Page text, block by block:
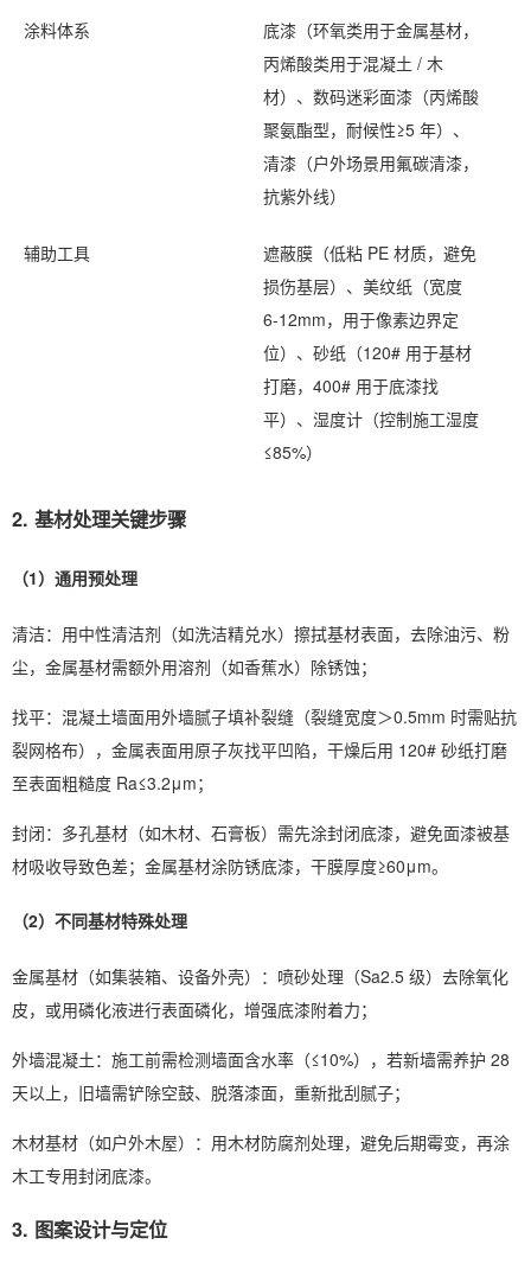
涂料体系
底漆（环氧类用于金属基材，
丙烯酸类用于混凝土 / 木
材）、数码迷彩面漆（丙烯酸
聚氨酯型，耐候性≥5 年）、
清漆（户外场景用氟碳清漆，
抗紫外线）
辅助工具
遮蔽膜（低粘 PE 材质，避免
损伤基层）、美纹纸（宽度
6-12mm，用于像素边界定
位）、砂纸（120# 用于基材
打磨，400# 用于底漆找
平）、湿度计（控制施工湿度
≤85%）
2. 基材处理关键步骤
（1）通用预处理
清洁：用中性清洁剂（如洗洁精兑水）擦拭基材表面，去除油污、粉
尘，金属基材需额外用溶剂（如香蕉水）除锈蚀；
找平：混凝土墙面用外墙腻子填补裂缝（裂缝宽度＞0.5mm 时需贴抗
裂网格布），金属表面用原子灰找平凹陷，干燥后用 120# 砂纸打磨
至表面粗糙度 Ra≤3.2μm；
封闭：多孔基材（如木材、石膏板）需先涂封闭底漆，避免面漆被基
材吸收导致色差；金属基材涂防锈底漆，干膜厚度≥60μm。
（2）不同基材特殊处理
金属基材（如集装箱、设备外壳）：喷砂处理（Sa2.5 级）去除氧化
皮，或用磷化液进行表面磷化，增强底漆附着力；
外墙混凝土：施工前需检测墙面含水率（≤10%），若新墙需养护 28
天以上，旧墙需铲除空鼓、脱落漆面，重新批刮腻子；
木材基材（如户外木屋）：用木材防腐剂处理，避免后期霉变，再涂
木工专用封闭底漆。
3. 图案设计与定位